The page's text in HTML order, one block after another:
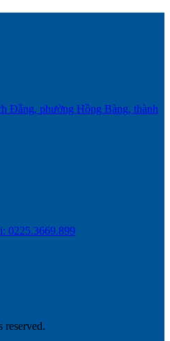
Đằng, phường Hồng Bàng, thành
0225.3669.899
reserved.